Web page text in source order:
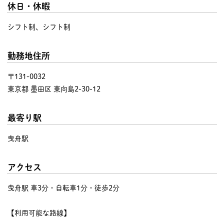
休日・休暇
シフト制、シフト制
勤務地住所
〒131-0032
東京都 墨田区 東向島2-30-12
最寄り駅
曳舟駅
アクセス
曳舟駅 車3分・自転車1分・徒歩2分
【利用可能な路線】